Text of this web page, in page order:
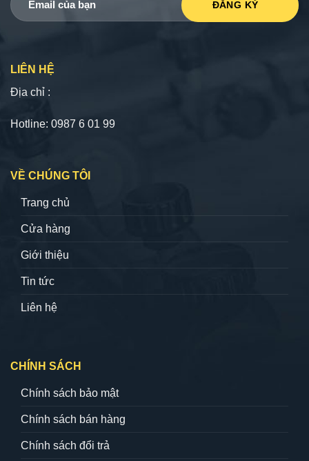
LIÊN HỆ
Địa chỉ :
Hotline: 0987 6 01 99
VỀ CHÚNG TÔI
Trang chủ
Cửa hàng
Giới thiệu
Tin tức
Liên hệ
CHÍNH SÁCH
Chính sách bảo mật
Chính sách bán hàng
Chính sách đổi trả